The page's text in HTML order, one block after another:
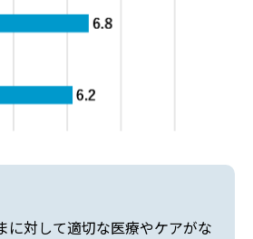
に対して適切な医療やケアがな